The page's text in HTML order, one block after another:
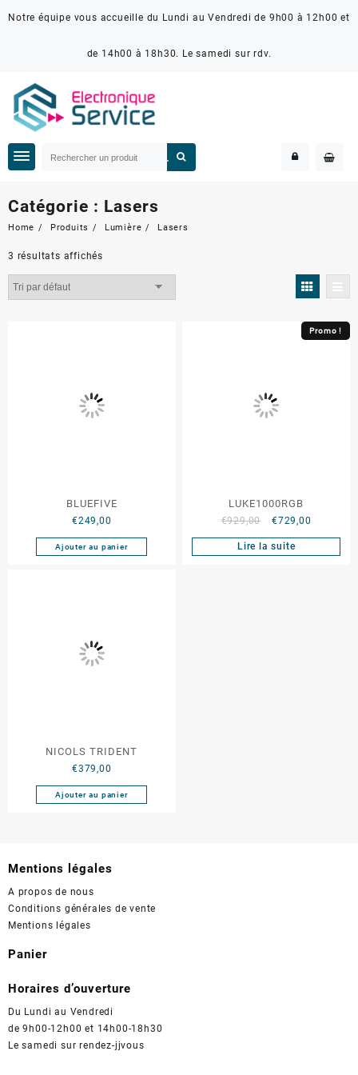
Notre équipe vous accueille du Lundi au Vendredi de 9h00 à 12h00 et
de 14h00 à 18h30. Le samedi sur rdv.
Catégorie : Lasers
Home Produits Lumière Lasers
3 résultats affichés
BLUEFIVE
€249,00
Ajouter au panier
Promo !
LUKE1000RGB
€929,00 €729,00
Lire la suite
NICOLS TRIDENT
€379,00
Ajouter au panier
Mentions légales
A propos de nous
Conditions générales de vente
Mentions légales
Panier
Horaires d’ouverture
Du Lundi au Vendredi
de 9h00-12h00 et 14h00-18h30
Le samedi sur rendez-jjvous